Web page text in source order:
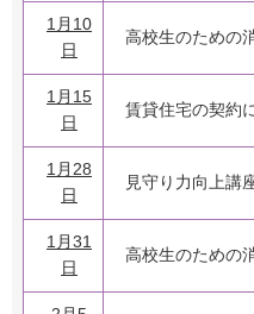
1月10
日
高校生のための
1月15
日
賃貸住宅の契約
1月28
日
見守り力向上講
1月31
日
高校生のための